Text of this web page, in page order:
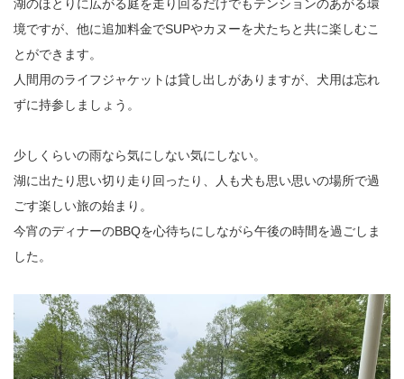
湖のほとりに広がる庭を走り回るだけでもテンションのあがる環
境ですが、他に追加料金でSUPやカヌーを犬たちと共に楽しむこ
とができます。
人間用のライフジャケットは貸し出しがありますが、犬用は忘れ
ずに持参しましょう。
少しくらいの雨なら気にしない気にしない。
湖に出たり思い切り走り回ったり、人も犬も思い思いの場所で過
ごす楽しい旅の始まり。
今宵のディナーのBBQを心待ちにしながら午後の時間を過ごしま
した。